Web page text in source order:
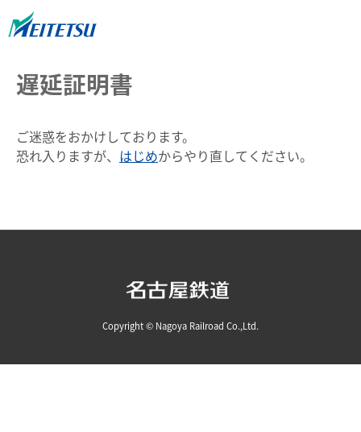
遅延証明書
ご迷惑をおかけしております。
恐れ入りますが、 はじめからやり直してください。
Copyright © Nagoya Railroad Co.,Ltd.